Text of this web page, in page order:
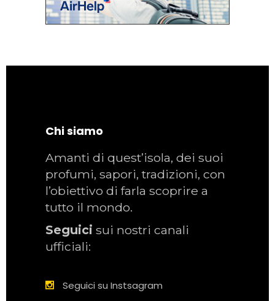
Chi siamo
Amanti di quest’isola, dei suoi
profumi, sapori, tradizioni, con
l’obiettivo di farla scoprire a
tutto il mondo.
Seguici sui nostri canali
ufficiali:
Seguici su Instsagram